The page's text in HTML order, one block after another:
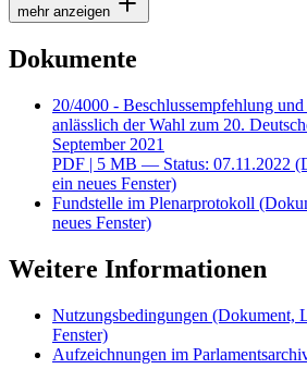
mehr anzeigen
Dokumente
20/4000 - Beschlussempfehlung
anlässlich der Wahl zum 20.
September 2021
PDF | 5 MB — Status: 07.11.2022
ein neues Fenster)
Fundstelle im Plenarprotokoll
neues Fenster)
Weitere Informationen
Nutzungsbedingungen (Dokument,
Fenster)
Aufzeichnungen im